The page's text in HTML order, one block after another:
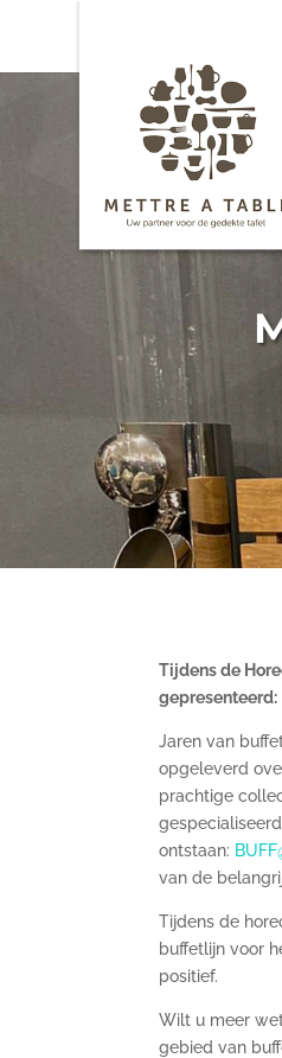
Tijdens de
gepresenteerd:
Jaren van
opgeleverd
prachtige
ontstaan:
van de
Tijdens de
buffetlijn voor
positief.
Wilt u meer
gebied van